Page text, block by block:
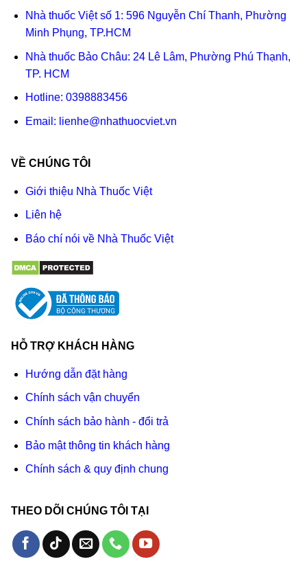
Nhà thuốc Việt số 1: 596 Nguyễn Chí Thanh, Phường
Minh Phụng, TP.HCM
Nhà thuốc Bảo Châu: 24 Lê Lâm, Phường Phú Thạnh,
TP. HCM
Hotline: 0398883456
Email: lienhe@nhathuocviet.vn
VỀ CHÚNG TÔI
Giới thiệu Nhà Thuốc Việt
Liên hệ
Báo chí nói về Nhà Thuốc Việt
HỖ TRỢ KHÁCH HÀNG
Hướng dẫn đặt hàng
Chính sách vận chuyển
Chính sách bảo hành - đổi trả
Bảo mật thông tin khách hàng
Chính sách & quy định chung
THEO DÕI CHÚNG TÔI TẠI